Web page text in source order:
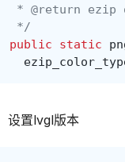
* @return ezip
*/
public
static
设置lvgl版本